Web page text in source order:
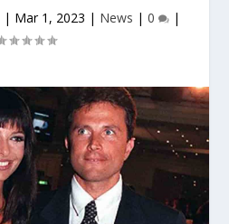
| Mar 1, 2023 | News | 0 |